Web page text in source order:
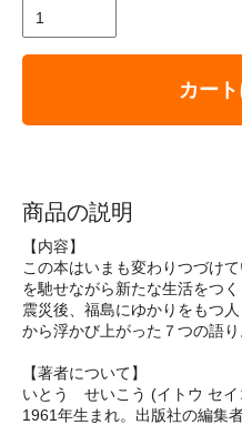
カー
商品の説明
【内容】
この本はいまも変わりつづけ
を馳せながら新たな生活をつく
震災後、福島にゆかりをもつ
から浮かび上がった７つの語り
【著者について】
いとう せいこう (イトウ セイ
1961年生まれ。出版社の編集